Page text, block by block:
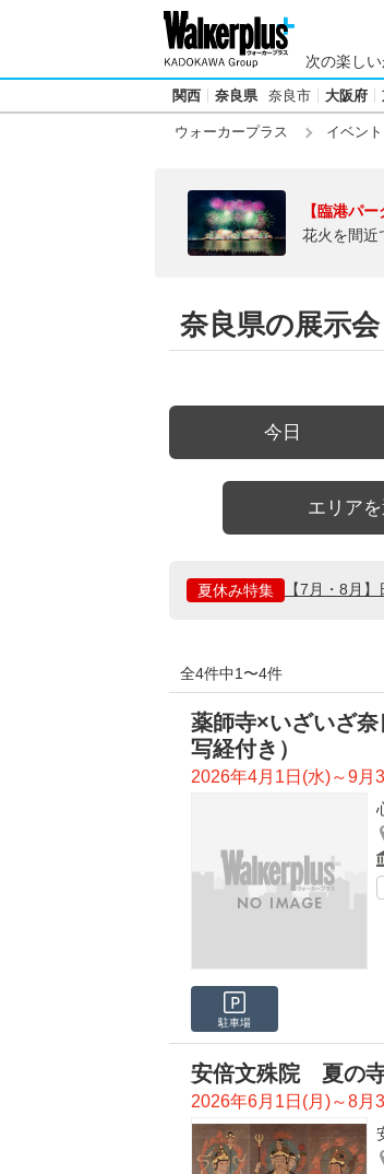
次の楽しい
関西 奈良県 奈良市 大阪府
ウォーカープラス イベント
【臨港パ
花火を間近
奈良県の展示会
今日
エリア
夏休み特集 【7月・8月
全4件中1〜4件
薬師寺×いざいざ
写経付き）
2026年4月1日(水)～9月
駐車場
安倍文殊院 夏の
2026年6月1日(月)～8月